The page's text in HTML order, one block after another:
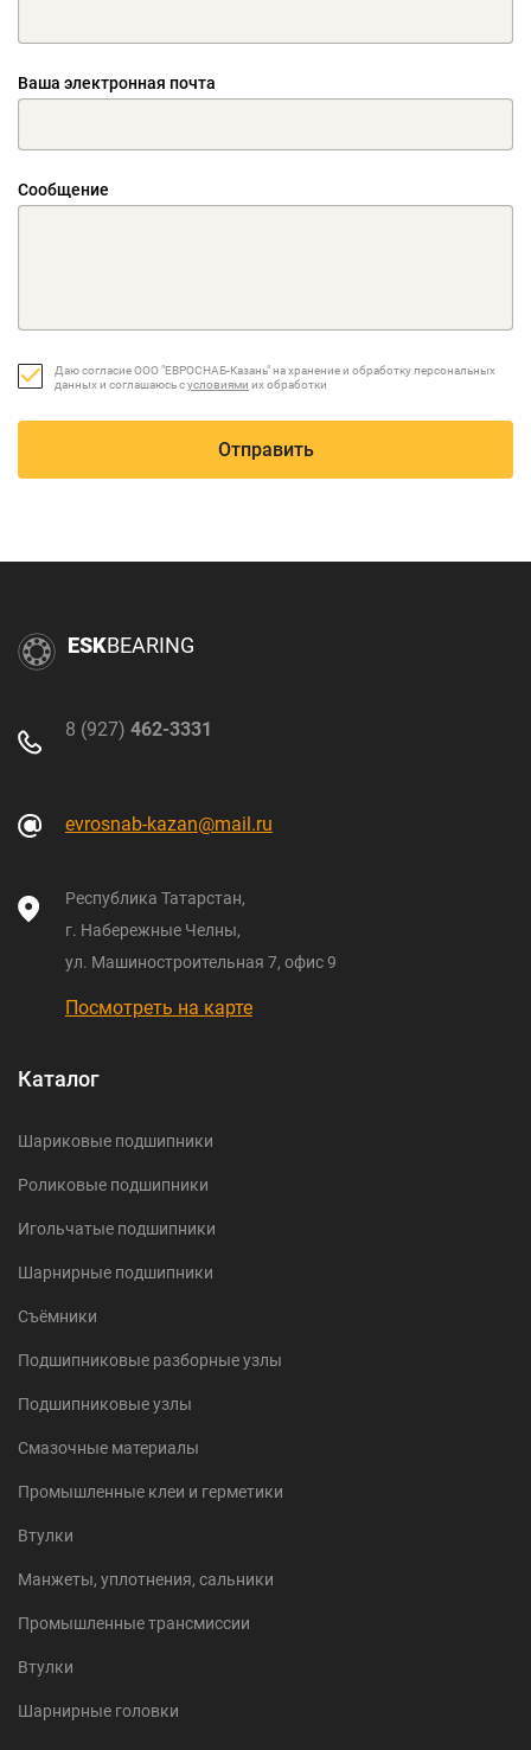
Ваша электронная почта
Сообщение
Даю согласие ООО "ЕВРОСНАБ-Казань" на хранение и обработку персональных
данных и соглашаюсь сусловиями их обработки
Отправить
ESKBEARING
8 (927) 462-3331
evrosnab-kazan@mail.ru
Республика Татарстан,
г. Набережные Челны,
ул. Машиностроительная 7, офис 9
Посмотреть на карте
Каталог
Шариковые подшипники
Роликовые подшипники
Игольчатые подшипники
Шарнирные подшипники
Съёмники
Подшипниковые разборные узлы
Подшипниковые узлы
Смазочные материалы
Промышленные клеи и герметики
Втулки
Манжеты, уплотнения, сальники
Промышленные трансмиссии
Втулки
Шарнирные головки